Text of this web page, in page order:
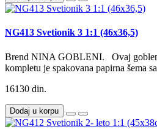
NG413 Svetionik 3 1:1 (46x36,5)
Brend NINA GOBLENI. Ovaj
kompletu je spakovana papirna šema
16130 din.
Dodaj u korpu